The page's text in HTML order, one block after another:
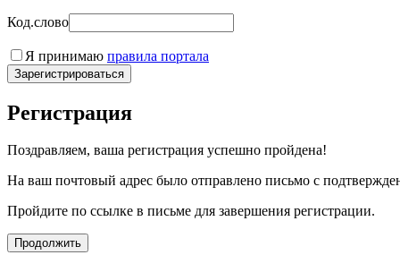
Код.слово
Я принимаю правила портала
Зарегистрироваться
Регистрация
Поздравляем, ваша регистрация успешно пройдена!
На ваш почтовый адрес было отправлено письмо с
Пройдите по ссылке в письме для завершения регистрации.
Продолжить